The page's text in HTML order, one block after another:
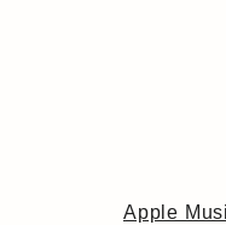
Apple